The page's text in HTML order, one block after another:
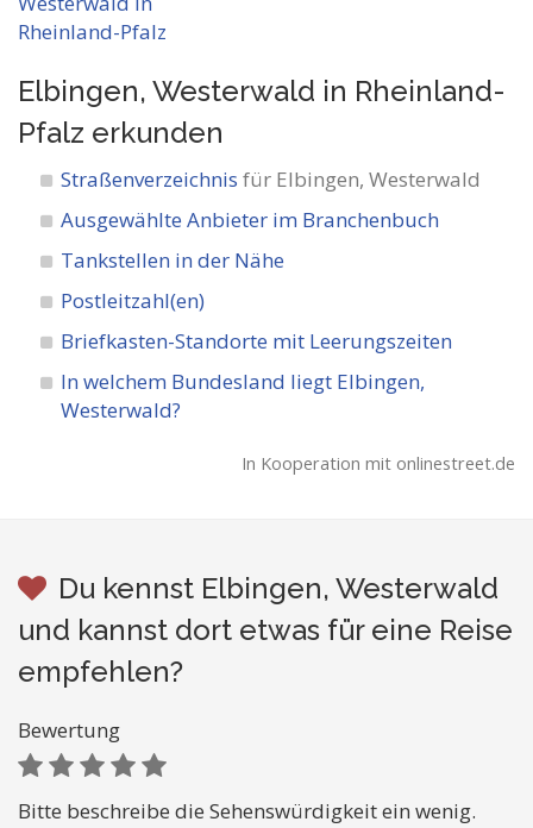
Elbingen, Westerwald in Rheinland-
Pfalz erkunden
Straßenverzeichnis für Elbingen, Westerwald
Ausgewählte Anbieter im Branchenbuch
Tankstellen in der Nähe
Postleitzahl(en)
Briefkasten-Standorte mit Leerungszeiten
In welchem Bundesland liegt Elbingen,
Westerwald?
In Kooperation mit onlinestreet.de
Du kennst Elbingen, Westerwald
und kannst dort etwas für eine Reise
empfehlen?
Bewertung
Bitte beschreibe die Sehenswürdigkeit ein wenig.